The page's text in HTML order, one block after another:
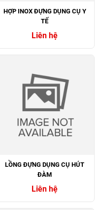
HỢP INOX ĐỰNG DỤNG CỤ Y
TẾ
Liên hệ
LỒNG ĐỰNG DỤNG CỤ HÚT
ĐÀM
Liên hệ